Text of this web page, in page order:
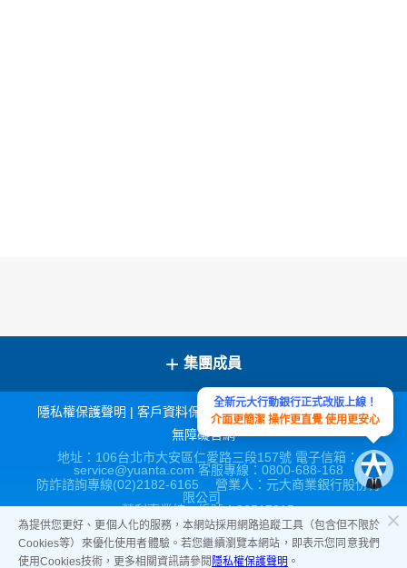
為提供您更好、更個人化的服務，本網站採用網路追蹤工具（包含但不限於
Cookies等）來優化使用者體驗。若您繼續瀏覽本網站，即表示您同意我們
使用Cookies技術，更多相關資訊請參閱 隱私權保護聲明 。
+ 集團成員
隱私權保護聲明 | 客戶資料保密措施|宣導連結|網站導覽|
無障礙官網
地址：106台北市大安區仁愛路三段157號 電子信箱：
service@yuanta.com 客服專線：0800-688-168
防詐諮詢專線(02)2182-6165 營業人：元大商業銀行股份有
限公司
營利事業統一編號：86517315
全新元大行動銀行正式改版上線！
介面更簡潔 操作更直覺 使用更安心